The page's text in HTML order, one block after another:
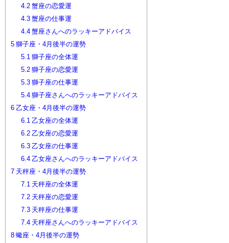
4.2蟹座の恋愛運
4.3蟹座の仕事運
4.4蟹座さんへのラッキーアドバイス
5 獅子座・4月後半の運勢
5.1 獅子座の全体運
5.2獅子座の恋愛運
5.3獅子座の仕事運
5.4獅子座さんへのラッキーアドバイス
6 乙女座・4月後半の運勢
6.1 乙女座の全体運
6.2乙女座の恋愛運
6.3乙女座の仕事運
6.4乙女座さんへのラッキーアドバイス
7 天秤座・4月後半の運勢
7.1 天秤座の全体運
7.2天秤座の恋愛運
7.3天秤座の仕事運
7.4天秤座さんへのラッキーアドバイス
8 蠍座・4月後半の運勢